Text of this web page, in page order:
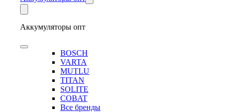
Аккумуляторы опт
BOSCH
VARTA
MUTLU
TITAN
SOLITE
COBAT
Все бренды